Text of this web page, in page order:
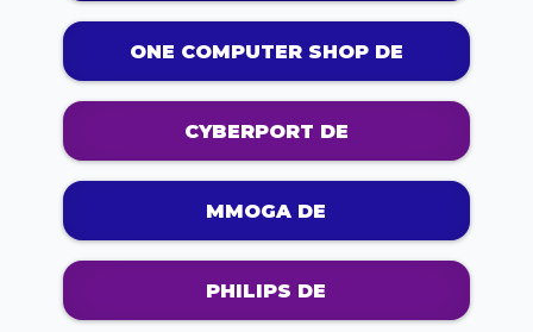
ONE COMPUTER SHOP DE
CYBERPORT DE
MMOGA DE
PHILIPS DE